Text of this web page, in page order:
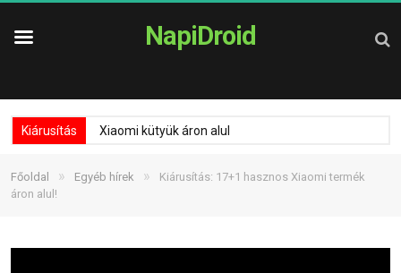
NapiDroid
Kiárusítás Xiaomi kütyük áron alul
Főoldal » Egyéb hírek »
Kiárusítás: 17+1 hasznos Xiaomi termék
áron alul!